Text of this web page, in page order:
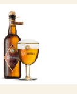
[ 26.
TIPPS FÜR
[ 29. Mai 2025